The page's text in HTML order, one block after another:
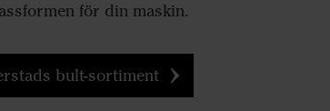
för din maskin.
bult-sortiment